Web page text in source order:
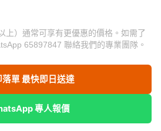
上）通常可享有更優惠的價格。如需了
65897847 聯絡我們的專業團隊。
落單 最快即日送達
專人報價